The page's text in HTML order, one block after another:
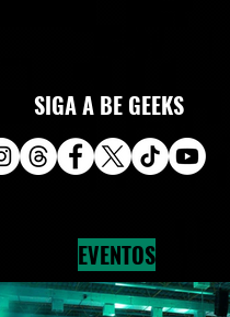
SIGA A BE GEEKS
EVENTOS